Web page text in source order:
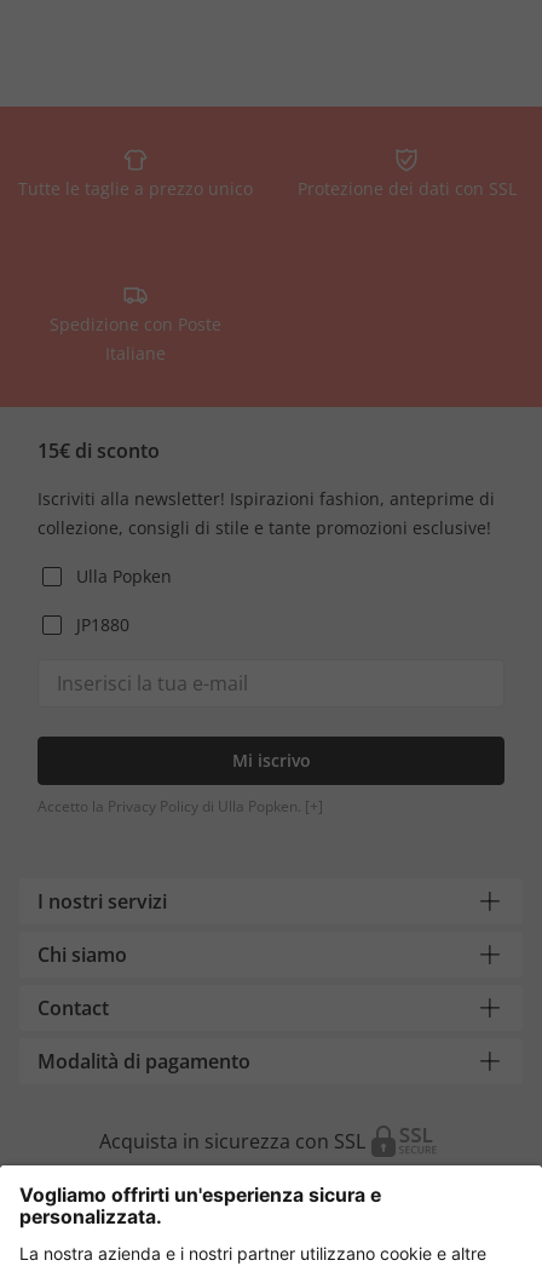
Tutte le taglie a prezzo unico Protezione dei dati con SSL
Spedizione con Poste
Italiane
15€ di sconto
Iscriviti alla newsletter! Ispirazioni fashion, anteprime di
collezione, consigli di stile e tante promozioni esclusive!
Ulla Popken
JP1880
Mi iscrivo
Accetto la Privacy Policy di Ulla Popken. [+]
I nostri servizi
Chi siamo
Contact
Modalità di pagamento
Acquista in sicurezza con SSL
Cambia Paese